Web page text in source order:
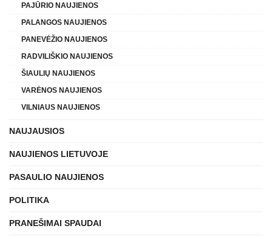
PAJŪRIO NAUJIENOS
PALANGOS NAUJIENOS
PANEVĖŽIO NAUJIENOS
RADVILIŠKIO NAUJIENOS
ŠIAULIŲ NAUJIENOS
VARĖNOS NAUJIENOS
VILNIAUS NAUJIENOS
NAUJAUSIOS
NAUJIENOS LIETUVOJE
PASAULIO NAUJIENOS
POLITIKA
PRANEŠIMAI SPAUDAI